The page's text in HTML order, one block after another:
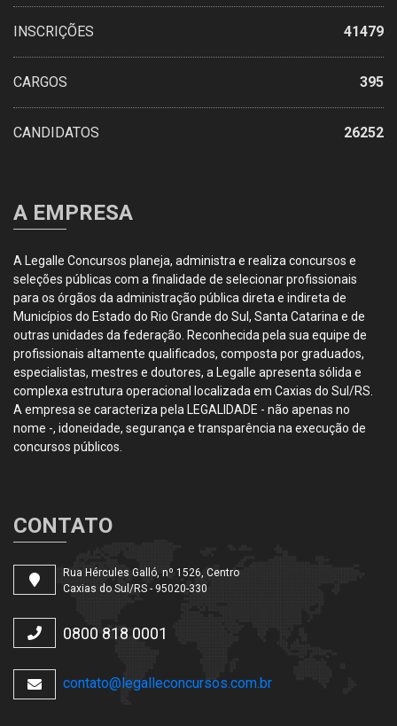
INSCRIÇÕES 41479
CARGOS 395
CANDIDATOS 26252
A EMPRESA
A Legalle Concursos planeja, administra e realiza concursos e
seleções públicas com a finalidade de selecionar profissionais
para os órgãos da administração pública direta e indireta de
Municípios do Estado do Rio Grande do Sul, Santa Catarina e de
outras unidades da federação. Reconhecida pela sua equipe de
profissionais altamente qualificados, composta por graduados,
especialistas, mestres e doutores, a Legalle apresenta sólida e
complexa estrutura operacional localizada em Caxias do Sul/RS.
A empresa se caracteriza pela LEGALIDADE - não apenas no
nome -, idoneidade, segurança e transparência na execução de
concursos públicos.
CONTATO
Rua Hércules Galló, nº 1526, Centro
Caxias do Sul/RS - 95020-330
0800 818 0001
contato@legalleconcursos.com.br